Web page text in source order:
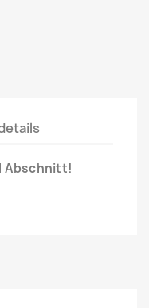
Abschnitt!